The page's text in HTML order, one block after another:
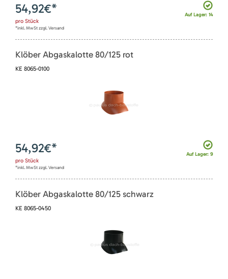
Auf Lager: 14
54,92€*
pro Stück
*inkl. MwSt zzgl. Versand
Klöber Abgaskalotte 80/125 rot
KE 8065-0100
Auf Lager: 9
54,92€*
pro Stück
*inkl. MwSt zzgl. Versand
Klöber Abgaskalotte 80/125 schwarz
KE 8065-0450